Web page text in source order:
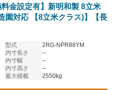
金設定有】新明和製 8立米
園対応 【8立米クラス)】【長
型式
2RG-NPR88YM
内寸長さ
--
内寸幅
--
内寸高さ
--
最大積載
2550kg